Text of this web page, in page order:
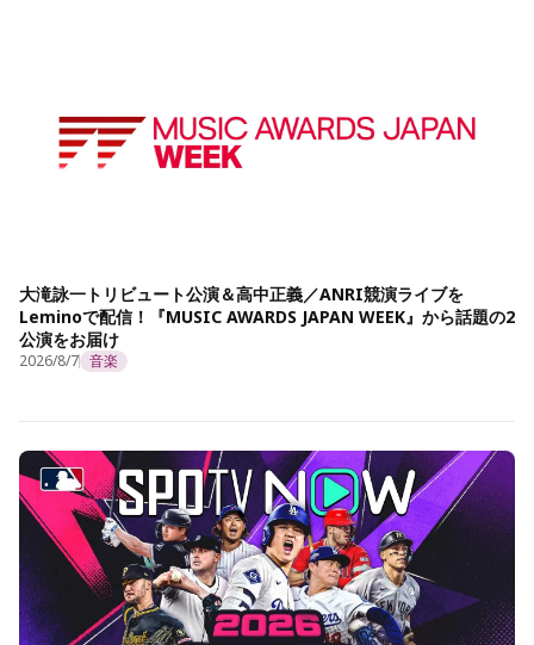
大滝詠一トリビュート公演＆高中正義／ANRI競演ライブを
Leminoで配信！『MUSIC AWARDS JAPAN WEEK』から話題の2
公演をお届け
2026/8/7 音楽